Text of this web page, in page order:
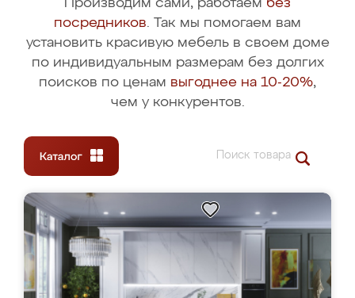
Производим сами, работаем без
посредников. Так мы помогаем вам
установить красивую мебель в своем доме
по индивидуальным размерам без долгих
поисков по ценам выгоднее на 10-20%,
чем у конкурентов.